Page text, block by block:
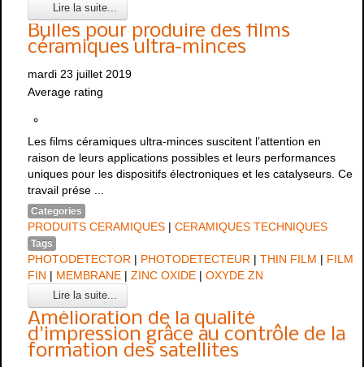
Lire la suite...
Bulles pour produire des films
céramiques ultra-minces
mardi 23 juillet 2019
Average rating
Les films céramiques ultra-minces suscitent l’attention en
raison de leurs applications possibles et leurs performances
uniques pour les dispositifs électroniques et les catalyseurs. Ce
travail prése ...
Categories
PRODUITS CERAMIQUES |CERAMIQUES TECHNIQUES
Tags
PHOTODETECTOR | PHOTODETECTEUR |THIN FILM | FILM
FIN | MEMBRANE |ZINC OXIDE |OXYDE ZN
Lire la suite...
Amélioration de la qualité
d'impression grâce au contrôle de la
formation des satellites